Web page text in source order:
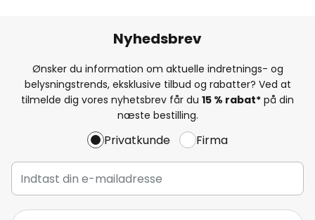
Nyhedsbrev
Ønsker du information om aktuelle indretnings- og
belysningstrends, eksklusive tilbud og rabatter? Ved at
tilmelde dig vores nyhetsbrev får du 15 % rabat* på din
næste bestilling.
Privatkunde Firma